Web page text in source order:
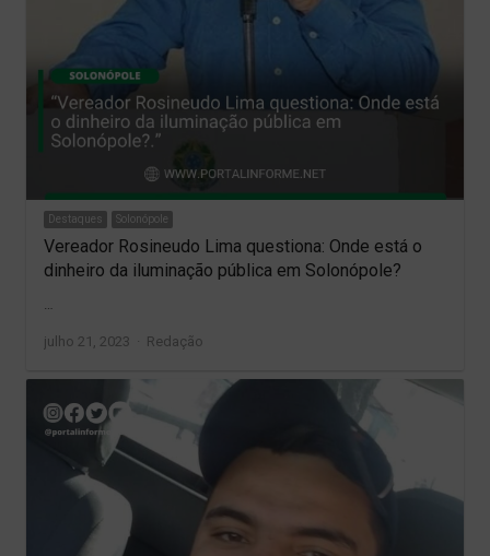
Destaques Solonópole
Vereador Rosineudo Lima questiona: Onde está o
dinheiro da iluminação pública em Solonópole?
…
julho 21, 2023 Author
Redação